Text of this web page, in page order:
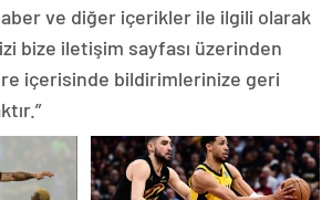
ve diğer içerikler ile ilgili olarak
bize iletişim sayfası üzerinden
içerisinde bildirimlerinize geri